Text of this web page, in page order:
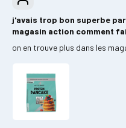
j'avais trop bon superbe
magasin action comment
on en trouve plus dans les